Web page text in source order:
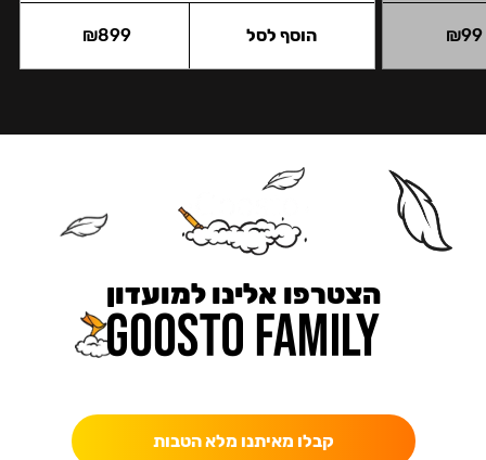
₪99
₪899 הוסף לסל
הצטרפו אלינו למועדון
קבלו מאיתנו מלא הטבות